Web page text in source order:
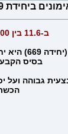
ביחידת 669
ב-11.6 בין 19:00 ל-20:00 בערב, יתארח כאן בפורום סרן גל, מ"פ אימונים ביחידת החילוץ והפינוי בהיטס (669) ויענה על שאלותיכם.
יחידת
בסיס הקבע
גבוהה ועל